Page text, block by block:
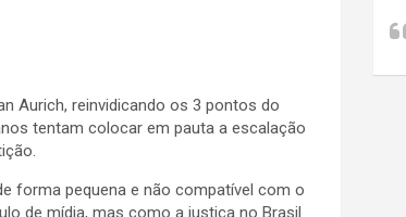
Aurich, reinvidicando os 3 pontos do
tentam colocar em pauta a escalação
forma pequena e não compatível com o
de mídia, mas como a justiça no Brasil